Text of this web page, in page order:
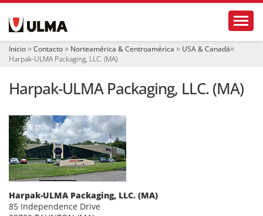
e Inicio Contacto Norteamérica & Centroamérica
USA & Canadá
Harpak-ULMA Packaging, LLC. (MA)
Harpak-ULMA Packaging, LLC. (MA)
Harpak-ULMA Packaging, LLC. (MA)
85 Independence Drive